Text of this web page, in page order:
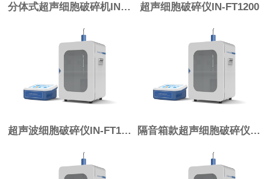
分体式超声细胞破碎机IN-FT1800 超声细胞破碎仪IN-FT1200
超声波细胞破碎仪IN-FT1000 隔音箱款超声细胞破碎仪IN-FT900